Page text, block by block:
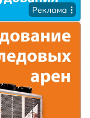
Реклама